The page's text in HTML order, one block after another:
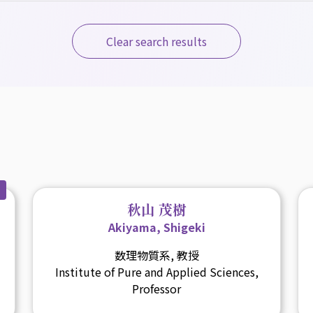
Clear search results
秋山 茂樹
Akiyama, Shigeki
数理物質系, 教授
Institute of Pure and Applied Sciences,
Professor